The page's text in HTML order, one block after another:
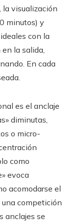
la visualización
minutos) y
con la
la salida,
En cada
es el anclaje
diminutas,
o micro-
como
evoca
acomodarse el
una competición
anclajes se